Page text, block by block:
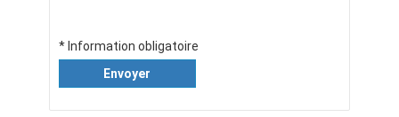
* Information obligatoire
Envoyer